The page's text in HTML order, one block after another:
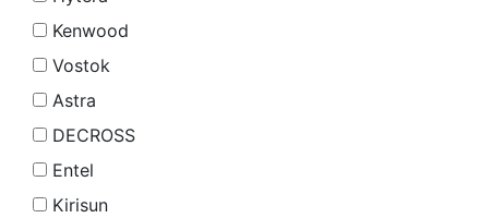
Kenwood
Vostok
Astra
DECROSS
Entel
Kirisun